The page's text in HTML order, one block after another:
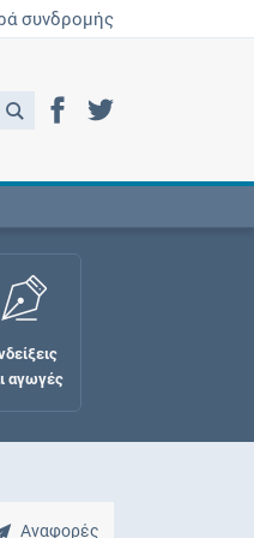
συνδρομής
αγωγές
Αναφορές